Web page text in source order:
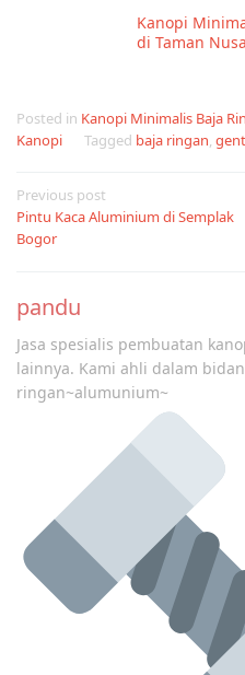
Kanopi
di Taman
Posted in Kanopi Minimalis Baja
Kanopi
Tagged baja ringan,
Post
navigation
Previous post
Pintu Kaca Aluminium di Semplak
Bogor
pandu
Jasa spesialis pembuatan
lainnya. Kami ahli dalam
ringan~alumunium~